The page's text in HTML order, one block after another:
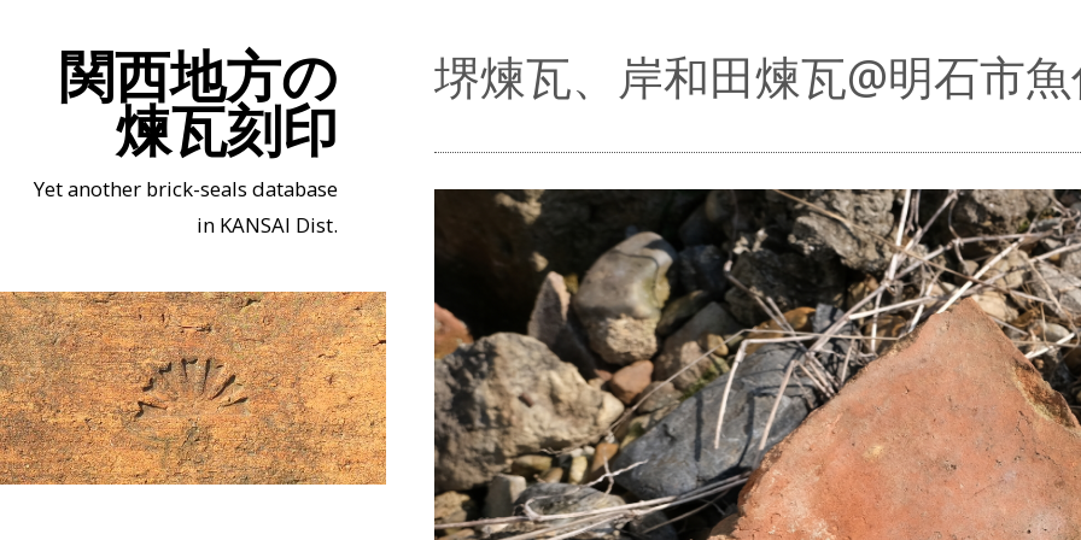
関西地方の
煉瓦刻印
Yet another brick-seals database
in KANSAI Dist.
堺煉瓦、岸和田煉瓦@明石市